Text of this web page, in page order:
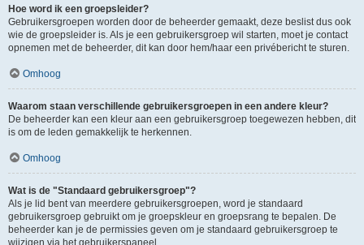
Hoe word ik een groepsleider?
Gebruikersgroepen worden door de beheerder gemaakt, deze beslist dus ook
wie de groepsleider is. Als je een gebruikersgroep wil starten, moet je contact
opnemen met de beheerder, dit kan door hem/haar een privébericht te sturen.
Omhoog
Waarom staan verschillende gebruikersgroepen in een andere kleur?
De beheerder kan een kleur aan een gebruikersgroep toegewezen hebben, dit
is om de leden gemakkelijk te herkennen.
Omhoog
Wat is de "Standaard gebruikersgroep"?
Als je lid bent van meerdere gebruikersgroepen, word je standaard
gebruikersgroep gebruikt om je groepskleur en groepsrang te bepalen. De
beheerder kan je de permissies geven om je standaard gebruikersgroep te
wijzigen via het gebruikerspaneel.